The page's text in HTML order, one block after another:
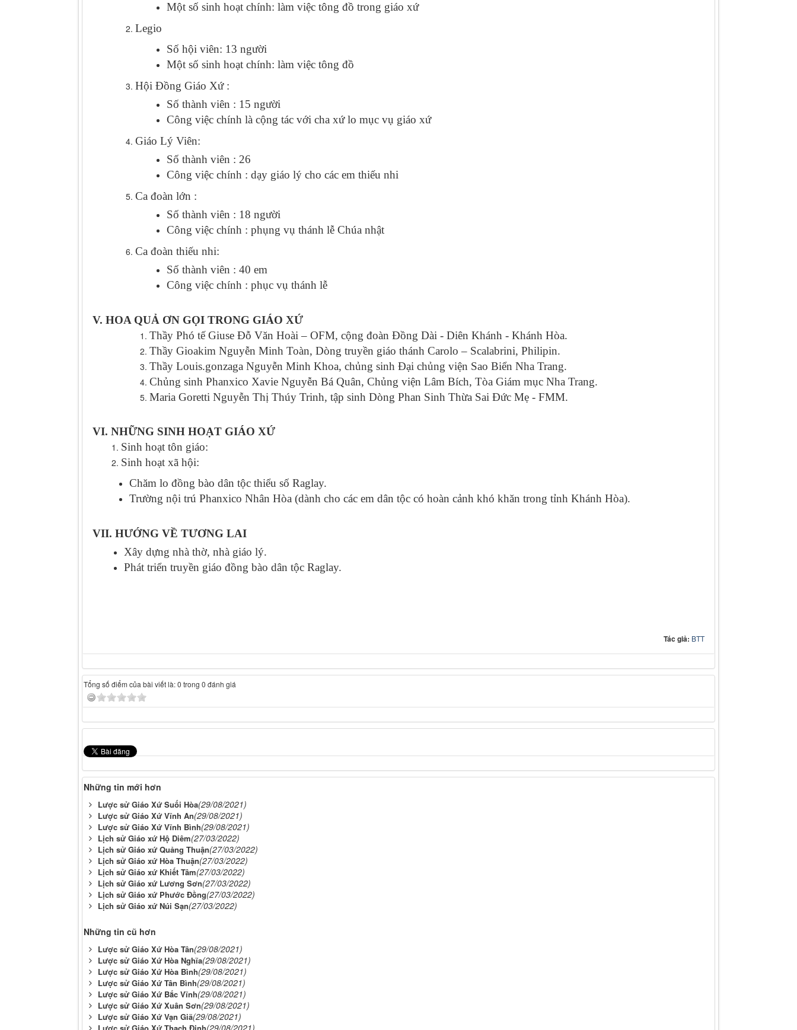
Một số sinh hoạt chính: làm việc tông đồ trong giáo xứ
Legio
Số hội viên: 13 người
Một số sinh hoạt chính: làm việc tông đồ
Hội Đồng Giáo Xứ :
Số thành viên : 15 người
Công việc chính là cộng tác với cha xứ lo mục vụ giáo xứ
Giáo Lý Viên:
Số thành viên : 26
Công việc chính : dạy giáo lý cho các em thiếu nhi
Ca đoàn lớn :
Số thành viên : 18 người
Công việc chính : phụng vụ thánh lễ Chúa nhật
Ca đoàn thiếu nhi:
Số thành viên : 40 em
Công việc chính : phục vụ thánh lễ
V. HOA QUẢ ƠN GỌI TRONG GIÁO XỨ
Thầy Phó tế Giuse Đỗ Văn Hoài – OFM, cộng đoàn Đồng Dài - Diên Khánh - Khánh Hòa.
Thầy Gioakim Nguyễn Minh Toàn, Dòng truyền giáo thánh Carolo – Scalabrini, Philipin.
Thầy Louis.gonzaga Nguyễn Minh Khoa, chủng sinh Đại chủng viện Sao Biển Nha Trang.
Chủng sinh Phanxico Xavie Nguyễn Bá Quân, Chủng viện Lâm Bích, Tòa Giám mục Nha Trang.
Maria Goretti Nguyễn Thị Thúy Trinh, tập sinh Dòng Phan Sinh Thừa Sai Đức Mẹ - FMM.
VI. NHỮNG SINH HOẠT GIÁO XỨ
Sinh hoạt tôn giáo:
Sinh hoạt xã hội:
Chăm lo đồng bào dân tộc thiểu số Raglay.
Trường nội trú Phanxico Nhân Hòa (dành cho các em dân tộc có hoàn cảnh khó khăn trong tỉnh Khánh Hòa).
VII. HƯỚNG VỀ TƯƠNG LAI
Xây dựng nhà thờ, nhà giáo lý.
Phát triển truyền giáo đồng bào dân tộc Raglay.
Tác giả: BTT
Tổng số điểm của bài viết là: 0 trong 0 đánh giá
Những tin mới hơn
Lược sử Giáo Xứ Suối Hòa(29/08/2021)
Lược sử Giáo Xứ Vĩnh An(29/08/2021)
Lược sử Giáo Xứ Vĩnh Bình(29/08/2021)
Lịch sử Giáo xứ Hộ Diêm(27/03/2022)
Lịch sử Giáo xứ Quảng Thuận(27/03/2022)
Lịch sử Giáo xứ Hòa Thuận(27/03/2022)
Lịch sử Giáo xứ Khiết Tâm(27/03/2022)
Lịch sử Giáo xứ Lương Sơn(27/03/2022)
Lịch sử Giáo xứ Phước Đồng(27/03/2022)
Lịch sử Giáo xứ Núi Sạn(27/03/2022)
Những tin cũ hơn
Lược sử Giáo Xứ Hòa Tân(29/08/2021)
Lược sử Giáo Xứ Hòa Nghĩa(29/08/2021)
Lược sử Giáo Xứ Hòa Bình(29/08/2021)
Lược sử Giáo Xứ Tân Bình(29/08/2021)
Lược sử Giáo Xứ Bắc Vĩnh(29/08/2021)
Lược sử Giáo Xứ Xuân Sơn(29/08/2021)
Lược sử Giáo Xứ Vạn Giã(29/08/2021)